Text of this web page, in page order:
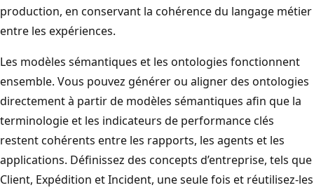
production, en conservant la cohérence du langage métier
entre les expériences.
Les modèles sémantiques et les ontologies fonctionnent
ensemble. Vous pouvez générer ou aligner des ontologies
directement à partir de modèles sémantiques afin que la
terminologie et les indicateurs de performance clés
restent cohérents entre les rapports, les agents et les
applications. Définissez des concepts d’entreprise, tels que
Client, Expédition et Incident, une seule fois et réutilisez-les